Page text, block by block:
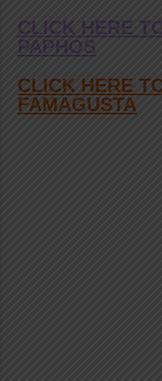
CLICK HERE
PAPHOS
CLICK HERE
FAMAGUSTA